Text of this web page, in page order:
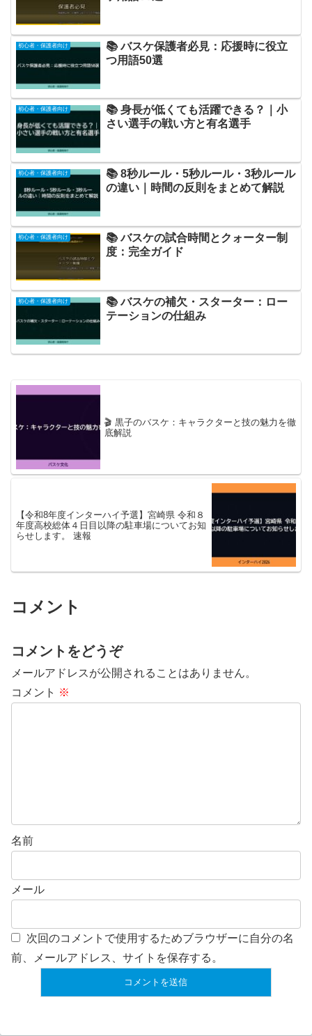
初心者・保護者向け
📚 バスケ保護者必見：応援時に役立
つ用語50選
初心者・保護者向け
📚 身長が低くても活躍できる？｜小
さい選手の戦い方と有名選手
初心者・保護者向け
📚 8秒ルール・5秒ルール・3秒ルール
の違い｜時間の反則をまとめて解説
初心者・保護者向け
📚 バスケの試合時間とクォーター制
度：完全ガイド
初心者・保護者向け
📚 バスケの補欠・スターター：ロー
テーションの仕組み
🎬 黒子のバスケ：キャラクターと技の魅力を徹
底解説
【令和8年度インターハイ予選】宮崎県 令和８
年度高校総体４日目以降の駐車場についてお知
らせします。 速報
コメント
コメントをどうぞ
メールアドレスが公開されることはありません。
コメント ※
名前
メール
次回のコメントで使用するためブラウザーに自分の名
前、メールアドレス、サイトを保存する。